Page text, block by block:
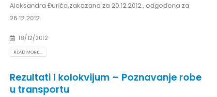
Aleksandra Đurića,zakazana za 20.12.2012., odgođena za
26.12.2012.
18/12/2012
READ MORE...
Rezultati I kolokvijum – Poznavanje robe
u transportu